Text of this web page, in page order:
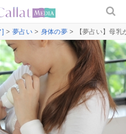
] > 夢占い> 身体の夢> 【夢占い】母乳